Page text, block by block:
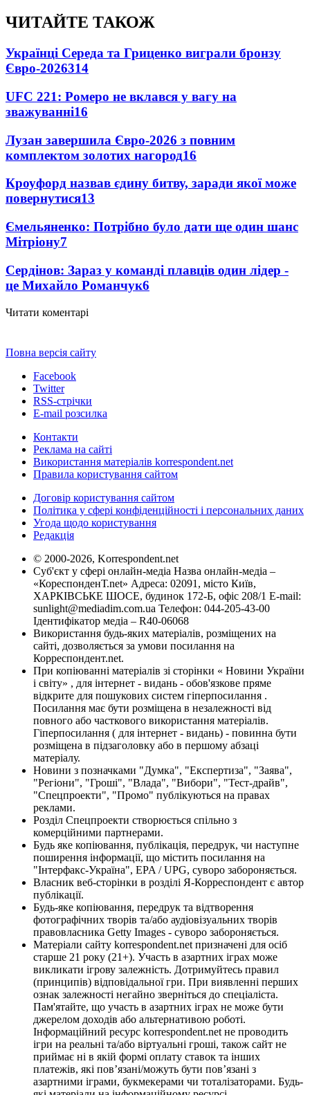
ЧИТАЙТЕ ТАКОЖ
Українці Середа та Гриценко виграли бронзу
Євро-2026314
UFC 221: Ромеро не вклався у вагу на
зважуванні16
Лузан завершила Євро-2026 з повним
комплектом золотих нагород16
Кроуфорд назвав єдину битву, заради якої може
повернутися13
Ємельяненко: Потрібно було дати ще один шанс
Мітріону7
Сердінов: Зараз у команді плавців один лідер -
це Михайло Романчук6
Читати коментарі
Повна версія сайту
Facebook
Twitter
RSS-стрічки
E-mail розсилка
Контакти
Реклама на сайті
Використання матеріалів korrespondent.net
Правила користування сайтом
Договір користування сайтом
Політика у сфері конфіденційності і персональних даних
Угода щодо користування
Редакція
© 2000-2026, Korrespondent.net
Суб'єкт у сфері онлайн-медіа Назва онлайн-медіа –
«КореспонденТ.net» Адреса: 02091, місто Київ,
ХАРКІВСЬКЕ ШОСЕ, будинок 172-Б, офіс 208/1 E-mail:
sunlight@mediadim.com.ua Телефон: 044-205-43-00
Ідентифікатор медіа – R40-06068
Використання будь-яких матеріалів, розміщених на
сайті, дозволяється за умови посилання на
Корреспондент.net.
При копіюванні матеріалів зі сторінки « Новини України
і світу» , для інтернет - видань - обов'язкове пряме
відкрите для пошукових систем гіперпосилання .
Посилання має бути розміщена в незалежності від
повного або часткового використання матеріалів.
Гіперпосилання ( для інтернет - видань) - повинна бути
розміщена в підзаголовку або в першому абзаці
матеріалу.
Новини з позначками "Думка", "Експертиза", "Заява",
"Регіони", "Гроші", "Влада", "Вибори", "Тест-драйв",
"Спецпроекти", "Промо" публікуються на правах
реклами.
Розділ Спецпроекти створюється спільно з
комерційними партнерами.
Будь яке копіювання, публікація, передрук, чи наступне
поширення інформації, що містить посилання на
"Інтерфакс-Україна", EPA / UPG, суворо забороняється.
Власник веб-сторінки в розділі Я-Корреспондент є автор
публікації.
Будь-яке копіювання, передрук та відтворення
фотографічних творів та/або аудіовізуальних творів
правовласника Getty Images - суворо забороняється.
Матеріали сайту korrespondent.net призначені для осіб
старше 21 року (21+). Участь в азартних іграх може
викликати ігрову залежність. Дотримуйтесь правил
(принципів) відповідальної гри. При виявленні перших
ознак залежності негайно зверніться до спеціаліста.
Пам'ятайте, що участь в азартних іграх не може бути
джерелом доходів або альтернативою роботі.
Інформаційний ресурс korrespondent.net не проводить
ігри на реальні та/або віртуальні гроші, також сайт не
приймає ні в якій формі оплату ставок та інших
платежів, які пов’язані/можуть бути пов’язані з
азартними іграми, букмекерами чи тоталізаторами. Будь-